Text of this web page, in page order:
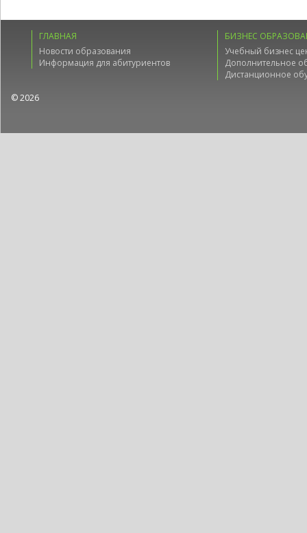
ГЛАВНАЯ
Новости образования
Информация для абитуриентов
БИЗНЕС
Учебный бизнес
Дополнительное
Дистанционное
© 2026